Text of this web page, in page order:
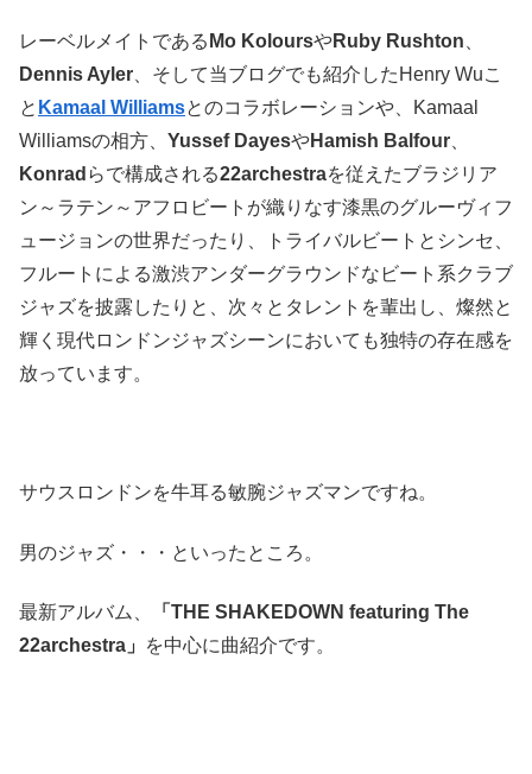
レーベルメイトである Mo KoloursやRuby Rushton
Dennis Ayler 、そして当ブログでも紹介したHenry Wuこ
と Kamaal Williamsとのコラボレーションや、Kamaal
Williamsの相方、 Yussef DayesやHamish Balfour
Konrad らで構成される22archestraを従えたブラジリア
ン～ラテン～アフロビートが織りなす漆黒のグルーヴィフ
ュージョンの世界だったり、トライバルビートとシンセ、
フルートによる激渋アンダーグラウンドなビート系クラブ
ジャズを披露したりと、次々とタレントを輩出し、燦然と
輝く現代ロンドンジャズシーンにおいても独特の存在感を
放っています。
サウスロンドンを牛耳る敏腕ジャズマンですね。
男のジャズ・・・といったところ。
最新アルバム、
「THE SHAKEDOWN featuring The
22archestra」
を中心に曲紹介です。